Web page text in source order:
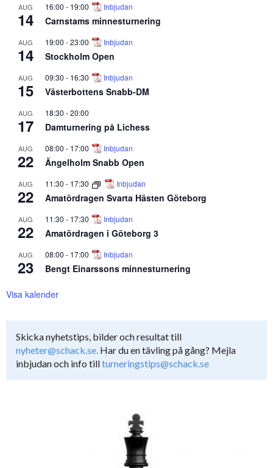
AUG
14
16:00 - 19:00 Inbjudan
Carnstams minnesturnering
AUG
14
19:00 -23:00 Inbjudan
Stockholm Open
AUG
15
09:30 - 16:30 Inbjudan
Västerbottens Snabb-DM
AUG
17
18:30 -20:00
Damturnering på Lichess
AUG
22
08:00 - 17:00 Inbjudan
Ängelholm Snabb Open
AUG
22
11:30 - 17:30 Inbjudan
Amatördragen Svarta Hästen Göteborg
AUG
22
11:30 - 17:30 Inbjudan
Amatördragen i Göteborg 3
AUG
23
08:00 - 17:00 Inbjudan
Bengt Einarssons minnesturnering
Visa kalender
Skicka nyhetstips, bilder och resultat till
nyheter@schack.se. Har du en tävling på gång? Mejla
inbjudan och info tillturneringstips@schack.se